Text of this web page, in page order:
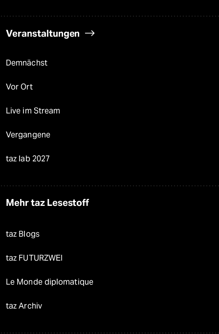
Veranstaltungen
Demnächst
Vor Ort
Live im Stream
Vergangene
taz lab 2027
Mehr taz Lesestoff
taz Blogs
taz FUTURZWEI
Le Monde diplomatique
taz Archiv